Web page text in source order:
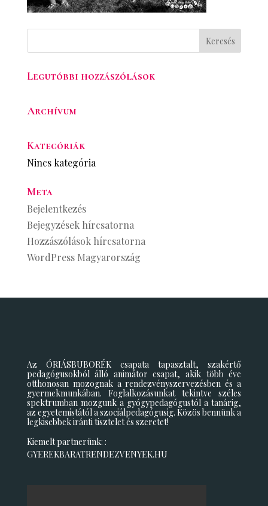
Legutóbbi hozzászólások
Archívum
Kategóriák
Nincs kategória
Meta
Bejelentkezés
Bejegyzések hírcsatorna
Hozzászólások hírcsatorna
WordPress Magyarország
Az ÓRIÁSBUBORÉK csapata tapasztalt, szakértő
pedagógusokból álló animátor csapat, akik több éve
otthonosan mozognak a rendezvényszervezésben és a
gyermekmunkában. Foglalkozásunkat tekintve széles
spektrumban mozgunk a gyógypedagógustól a tanárig,
az egyetemistától a szociálpedagógusig. Közös bennünk a
legkisebbek iránti tisztelet és szeretet!
Kiemelt partnerünk: :
GYEREKBARATRENDEZVENYEK.HU